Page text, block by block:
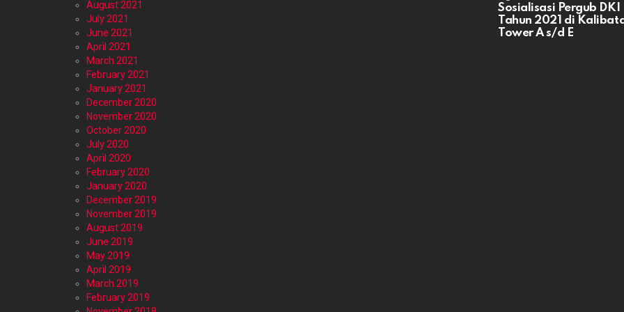
August 2021
July 2021
June 2021
April 2021
March 2021
February 2021
January 2021
December 2020
November 2020
October 2020
July 2020
April 2020
February 2020
January 2020
December 2019
November 2019
August 2019
June 2019
May 2019
April 2019
March 2019
February 2019
Sosialisasi Pergub
Tahun 2021 di
Tower A s/d E